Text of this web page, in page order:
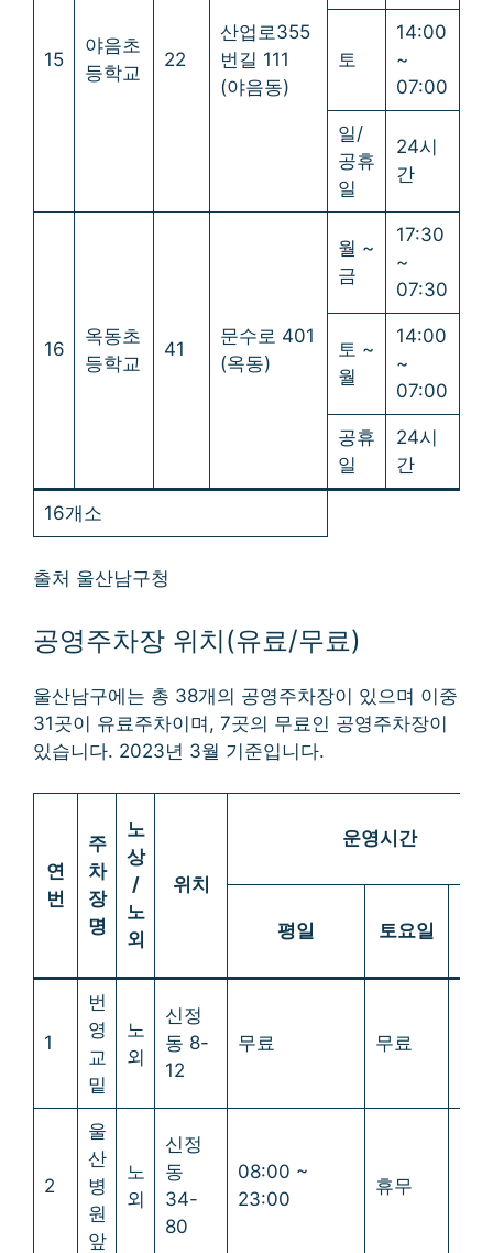
15
야음초
등학교
22
산업로355
번길 111
(야음동)
토
14:00
~
07:00
일/
공휴
일
24시
간
16
옥동초
등학교
41
문수로 401
(옥동)
월 ~
금
17:30
~
07:30
토 ~
월
14:00
~
07:00
공휴
일
24시
간
16개소
출처 울산남구청
공영주차장 위치(유료/무료)
울산남구에는 총 38개의 공영주차장이 있으며 이중
31곳이 유료주차이며, 7곳의 무료인 공영주차장이
있습니다. 2023년 3월 기준입니다.
연
번
주
차
장
명
노
상
/
노
외
위치
운영시간
평일 토요일
1
번
영
교
밑
노
외
신정
동 8-
12
무료 무료
2
울
산
병
원
앞
노
외
신정
동
34-
80
08:00 ~
23:00
휴무